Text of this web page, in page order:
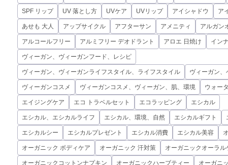
SPF リップ UV 落とし方 UVケア UVリップ アイシャドウ ア
あせも 大人 アップサイクル アフターサン アメニティ アルガン
アルコールフリー アルミフリー デオドラント アロエ 日焼け イン
ヴィーガン、ヴィーガンフード、レシピ
ヴィーガン、ヴィーガンライフスタイル、ライフスタイル ヴィーガン、
ヴィーガンコスメ ヴィーガンコスメ、ヴィーガン、肌、環境 ウォー
エイジングケア エコ トラベルセット エコラッピング エシカル
エシカル、エシカルライフ エシカル、環境、自然 エシカルギフト
エシカルシー エシカルプレゼント エシカル消費 エシカル美容
オーガニック ボディケア オーガニック 汗対策 オーガニックオーラル
オーガニックコットンナプキン オーガニックハーブティー オーガニ